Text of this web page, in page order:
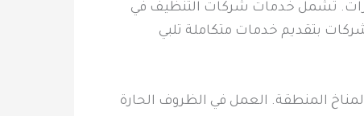
تشمل خدمات شركات التنظيف في
بتقديم خدمات متكاملة تلبي
المنطقة. العمل في الظروف الحارة